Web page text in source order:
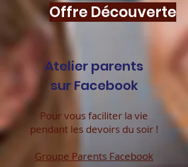
Offre Découverte
Atelier parents
sur Facebook
Pour vous faciliter la vie
pendant les devoirs du soir !
Groupe Parents Facebook